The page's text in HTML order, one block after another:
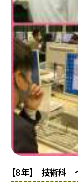
【８年】 技術科